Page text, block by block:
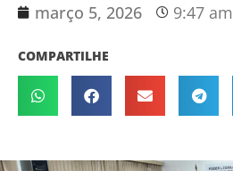
março 5, 2026 9:47 am
COMPARTILHE